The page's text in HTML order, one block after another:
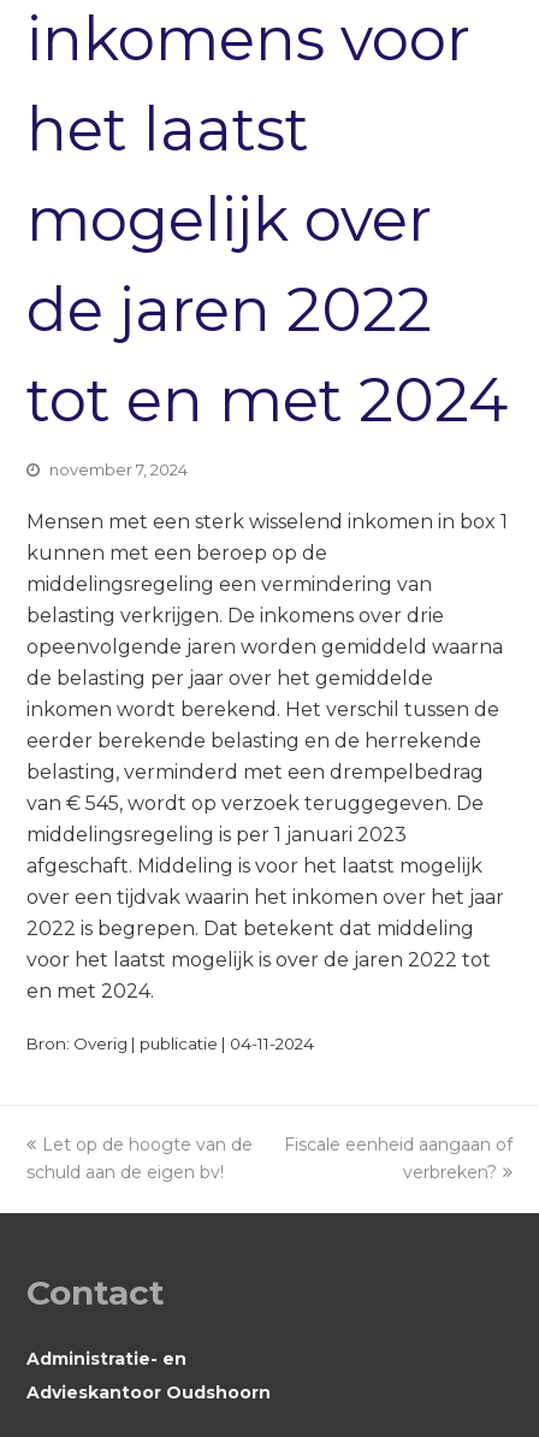
inkomens voor
het laatst
mogelijk over
de jaren 2022
tot en met 2024
november 7, 2024
Mensen met een sterk wisselend inkomen in box 1
kunnen met een beroep op de
middelingsregeling een vermindering van
belasting verkrijgen. De inkomens over drie
opeenvolgende jaren worden gemiddeld waarna
de belasting per jaar over het gemiddelde
inkomen wordt berekend. Het verschil tussen de
eerder berekende belasting en de herrekende
belasting, verminderd met een drempelbedrag
van € 545, wordt op verzoek teruggegeven. De
middelingsregeling is per 1 januari 2023
afgeschaft. Middeling is voor het laatst mogelijk
over een tijdvak waarin het inkomen over het jaar
2022 is begrepen. Dat betekent dat middeling
voor het laatst mogelijk is over de jaren 2022 tot
en met 2024.
Bron: Overig | publicatie | 04-11-2024
previous
post:
Let op de hoogte van de
schuld aan de eigen bv!
next
Fiscale eenheid aangaan of
verbreken?
Contact
Administratie- en
Advieskantoor Oudshoorn